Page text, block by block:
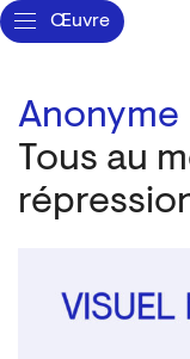
Œuvre
Anonyme
Tous au